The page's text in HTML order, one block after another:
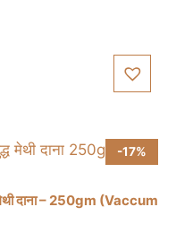
-17%
दाना – 250gm (Vaccum